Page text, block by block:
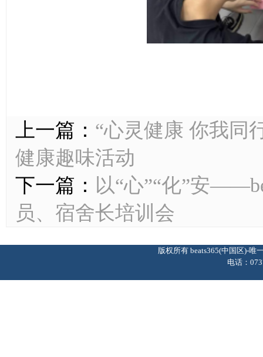
上一篇： “心灵健康 你我同
健康趣味活动
下一篇： 以“心”“化”安
员、宿舍长培训会
版权所有 beats365(中国区)-
电话：